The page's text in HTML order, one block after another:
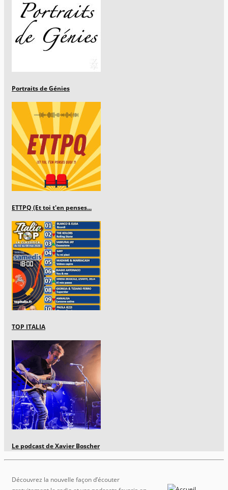
Portraits de Génies
ETTPQ (Et toi t'en penses...
TOP ITALIA
Le podcast de Xavier Boscher
Découvrez la nouvelle façon d’écouter